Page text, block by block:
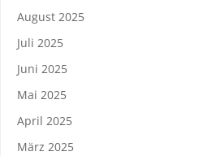
August 2025
Juli 2025
Juni 2025
Mai 2025
April 2025
März 2025